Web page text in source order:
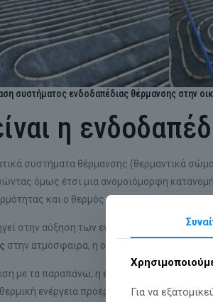
συστήματος ενδοδαπέδιας θέρμανσης στην
η
συστήματα θέρμανσης (θερμαντικά
όμως έτσι μια ανομοιόμορφη
και ο θερμός αέρας
στην αύξηση των ενεργειακών αναγκών
στην ατμόσφαιρα, η οποία μπορεί να
με τα παραπάνω, η ενδοδαπέδια
ενέργεια προέρχεται από το
Για να